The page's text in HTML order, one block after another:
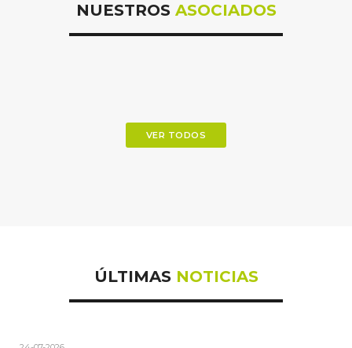
NUESTROS ASOCIADOS
VER TODOS
ÚLTIMAS NOTICIAS